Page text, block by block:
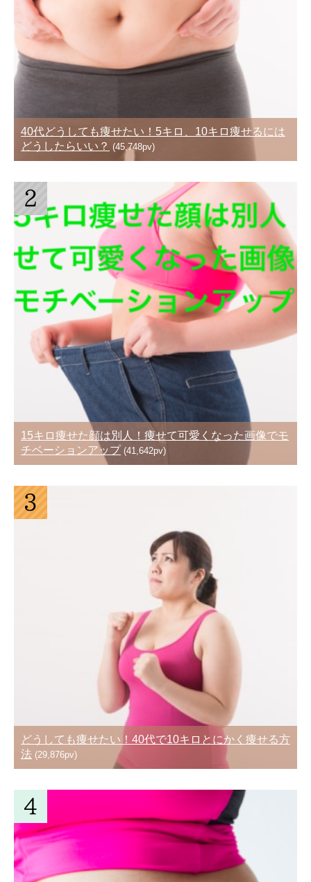
40代どうしても痩せたい！5キロ、10キロ痩せるには
どうしたらいい？ (45,748pv)
15キロ痩せた顔は別人！痩せて可愛くなった画像でモ
チベーションアップ (41,642pv)
どうしても痩せたい！40代で10キロとにかく痩せる方
法 (29,876pv)